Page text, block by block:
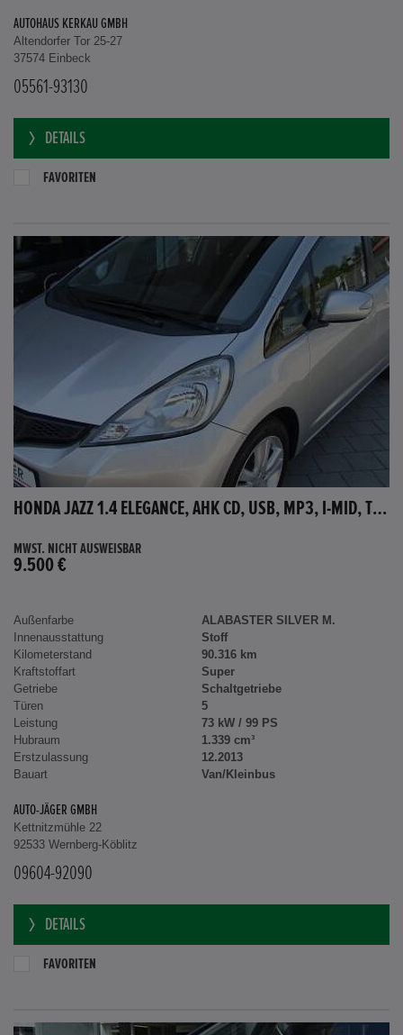
AUTOHAUS KERKAU GMBH
Altendorfer Tor 25-27
37574 Einbeck
05561-93130
DETAILS
FAVORITEN
HONDA JAZZ 1.4 ELEGANCE, AHK CD, USB, MP3, I-MID, TEMPOMAT, AUX-IN
MWST. NICHT AUSWEISBAR
9.500 €
Außenfarbe
ALABASTER SILVER M.
Innenausstattung
Stoff
Kilometerstand
90.316 km
Kraftstoffart
Super
Getriebe
Schaltgetriebe
Türen
5
Leistung
73 kW / 99 PS
Hubraum
1.339 cm³
Erstzulassung
12.2013
Bauart
Van/Kleinbus
AUTO-JÄGER GMBH
Kettnitzmühle 22
92533 Wernberg-Köblitz
09604-92090
DETAILS
FAVORITEN